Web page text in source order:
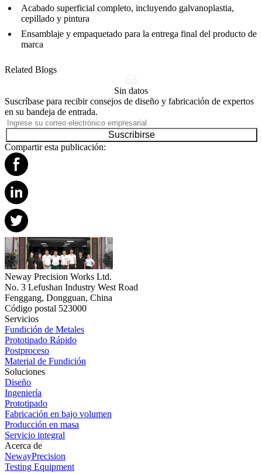
Acabado superficial completo, incluyendo galvanoplastia,
cepillado y pintura
Ensamblaje y empaquetado para la entrega final del producto de
marca
Related Blogs
Sin datos
Suscríbase para recibir consejos de diseño y fabricación de expertos
en su bandeja de entrada.
Suscribirse
Compartir esta publicación:
Neway Precision Works Ltd.
No. 3 Lefushan Industry West Road
Fenggang, Dongguan, China
Código postal 523000
Servicios
Fundición de Metales
Prototipado Rápido
Postproceso
Material de Fundición
Soluciones
Diseño
Ingeniería
Prototipado
Fabricación en bajo volumen
Producción en masa
Servicio integral
Acerca de
NewayPrecision
Testing Equipment